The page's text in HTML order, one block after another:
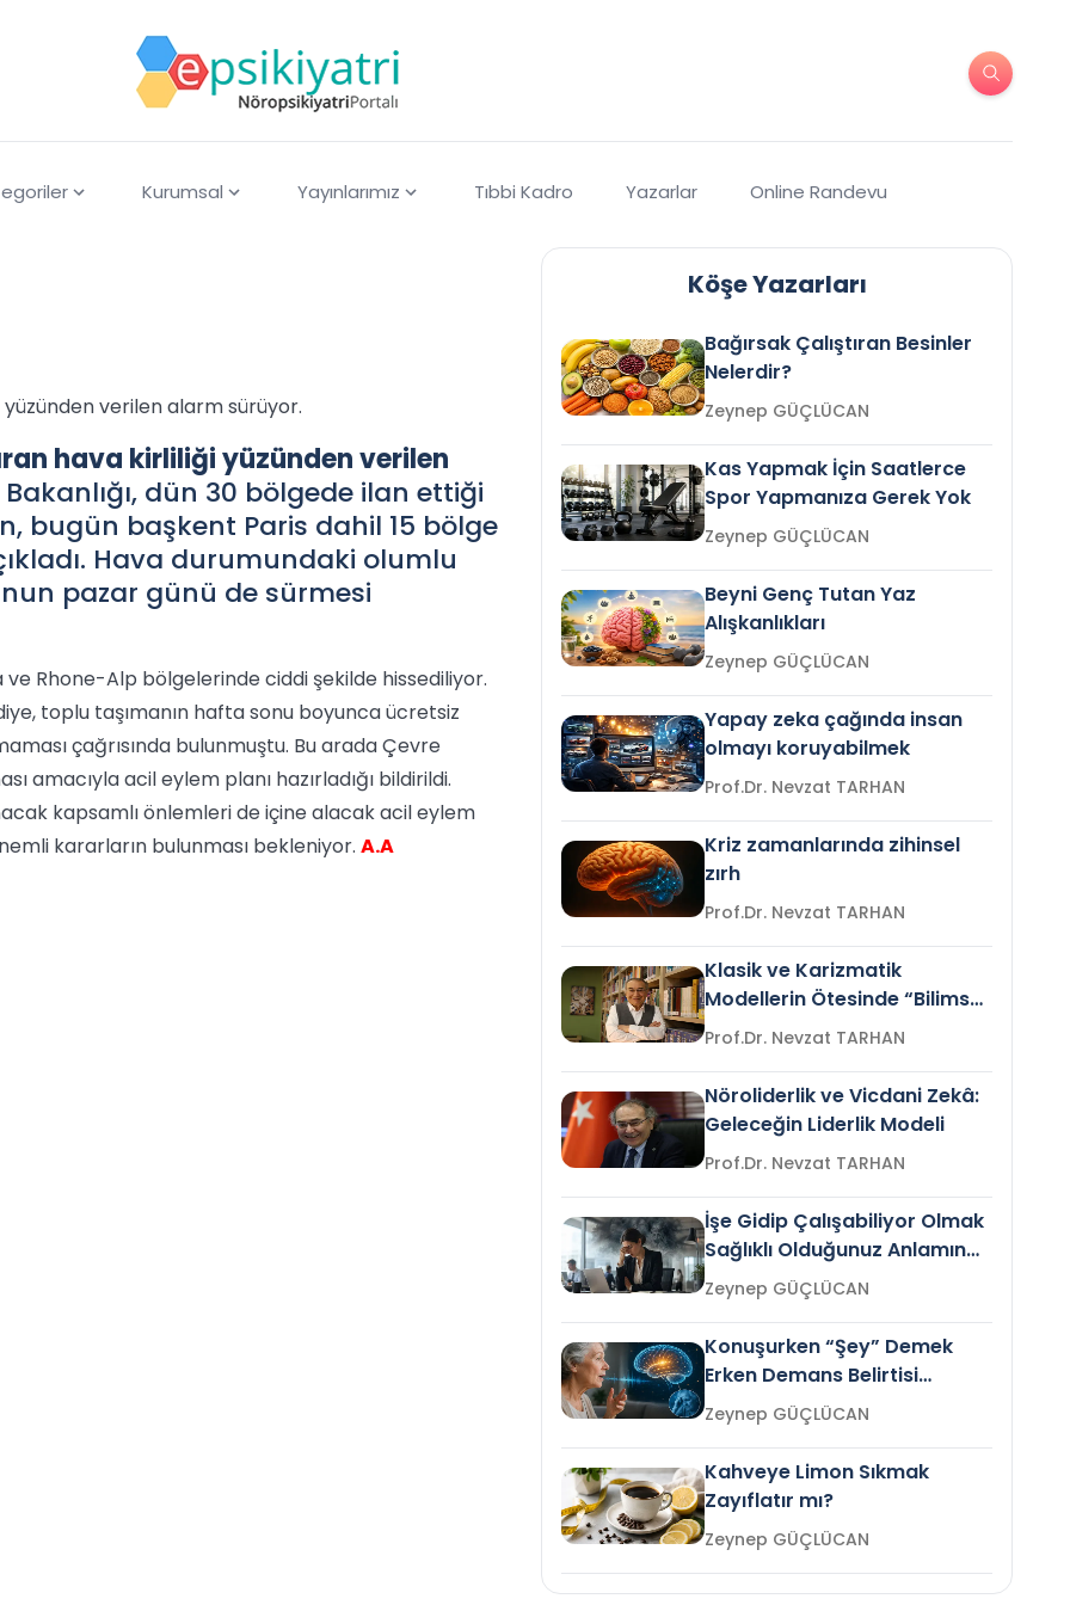
Kurumsal Yayınlarımız Tıbbi Kadro Yazarlar Online Randevu
verilen alarm sürüyor.
hava kirliliği yüzünden verilen
dün 30 bölgede ilan ettiği
bugün başkent Paris dahil 15 bölge
Hava durumundaki olumlu
pazar günü de sürmesi
Rhone-Alp bölgelerinde ciddi şekilde hissediliyor.
toplu taşımanın hafta sonu boyunca ücretsiz
çağrısında bulunmuştu. Bu arada Çevre
amacıyla acil eylem planı hazırladığı bildirildi.
kapsamlı önlemleri de içine alacak acil eylem
kararların bulunması bekleniyor. A.A
Köşe Yazarları
Bağırsak Çalıştıran Besinler
Nelerdir?
Zeynep GÜÇLÜCAN
Kas Yapmak İçin Saatlerce
Spor Yapmanıza Gerek Yok
Zeynep GÜÇLÜCAN
Beyni Genç Tutan Yaz
Alışkanlıkları
Zeynep GÜÇLÜCAN
Yapay zeka çağında insan
olmayı koruyabilmek
Prof.Dr. Nevzat TARHAN
Kriz zamanlarında zihinsel
zırh
Prof.Dr. Nevzat TARHAN
Klasik ve Karizmatik
Modellerin Ötesinde “Bilimsel
Liderlik”
Prof.Dr. Nevzat TARHAN
Nöroliderlik ve Vicdani Zekâ:
Geleceğin Liderlik Modeli
Prof.Dr. Nevzat TARHAN
İşe Gidip Çalışabiliyor Olmak
Sağlıklı Olduğunuz Anlamına
Gelir mi?Zeynep GÜÇLÜCAN
Konuşurken “Şey” Demek
Erken Demans Belirtisi
Olabilir mi?Zeynep GÜÇLÜCAN
Kahveye Limon Sıkmak
Zayıflatır mı?
Zeynep GÜÇLÜCAN